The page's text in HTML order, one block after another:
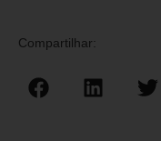
Compartilhar: